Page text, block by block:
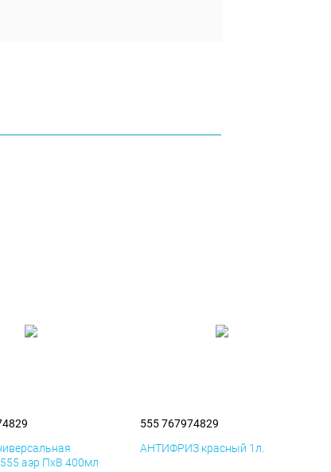
аэр ПхВ 400мл
555 767974829
АНТИФРИЗ красный 1л.